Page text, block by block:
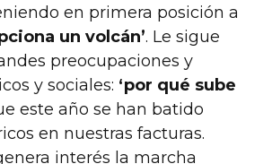
en primera posición a
un volcán’. Le sigue
preocupaciones y
y sociales: ‘por qué sube
este año se han batido
en nuestras facturas.
interés la marcha